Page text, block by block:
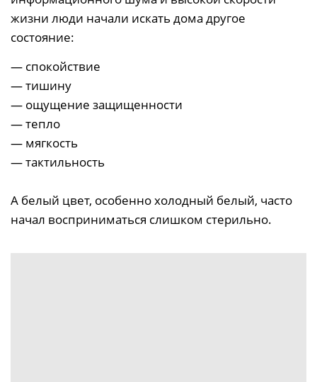
жизни люди начали искать дома другое
состояние:
— спокойствие
— тишину
— ощущение защищенности
— тепло
— мягкость
— тактильность
А белый цвет, особенно холодный белый, часто
начал восприниматься слишком стерильно.